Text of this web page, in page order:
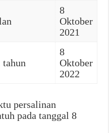
8
Oktober
2021
tahun
8
Oktober
2022
persalinan
pada tanggal 8